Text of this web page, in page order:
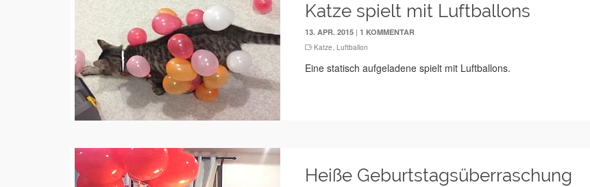
Katze spielt mit Luftballons
13. APR. 2015 |1 KOMMENTAR
Katze,Luftballon
Eine statisch aufgeladene spielt mit Luftballons.
Heiße Geburtstagsüberraschung